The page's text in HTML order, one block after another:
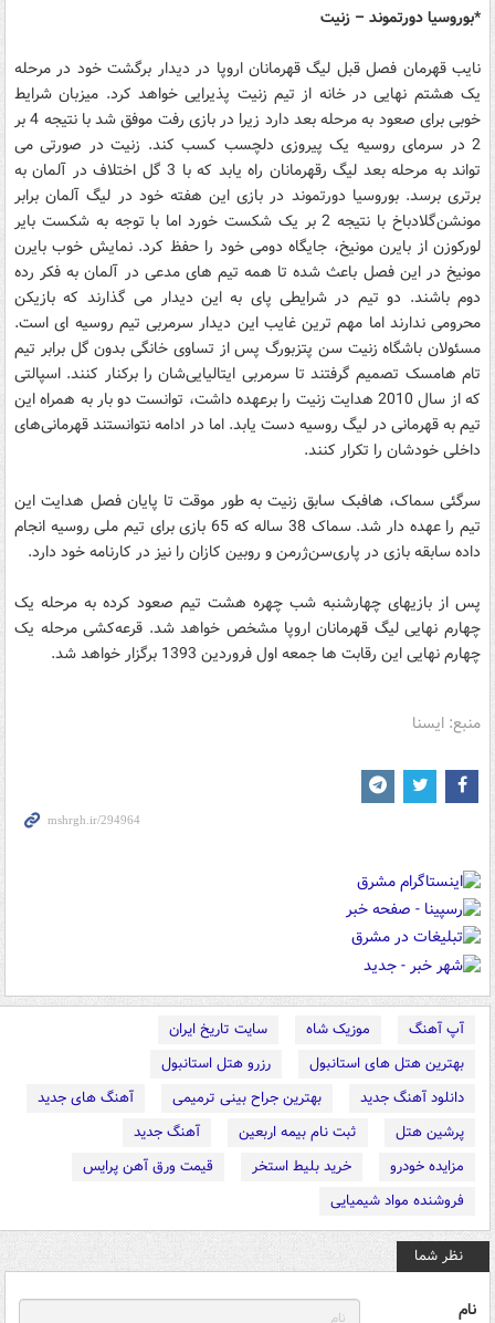
*بوروسیا دورتموند – زنیت
نایب قهرمان فصل قبل لیگ قهرمانان اروپا در دیدار برگشت خود در مرحله
یک هشتم نهایی در خانه از تیم زنیت پذیرایی خواهد کرد. میزبان شرایط
خوبی برای صعود به مرحله بعد دارد زیرا در بازی رفت موفق شد با نتیجه 4 بر
2 در سرمای روسیه یک پیروزی دلچسب کسب کند. زنیت در صورتی می
تواند به مرحله بعد لیگ رقهرمانان راه یابد که با 3 گل اختلاف در آلمان به
برتری برسد. بوروسیا دورتموند در بازی این هفته خود در لیگ آلمان برابر
مونشن‌گلادباخ با نتیجه 2 بر یک شکست خورد اما با توجه به شکست بایر
لورکوزن از بایرن مونیخ، جایگاه دومی خود را حفظ کرد. نمایش خوب بایرن
مونیخ در این فصل باعث شده تا همه تیم های مدعی در آلمان به فکر رده
دوم باشند. دو تیم در شرایطی پای به این دیدار می گذارند که بازیکن
محرومی ندارند اما مهم ترین غایب این دیدار سرمربی تیم روسیه ای است.
مسئولان باشگاه زنیت سن پتزبورگ پس از تساوی خانگی بدون گل برابر تیم
تام هامسک تصمیم گرفتند تا سرمربی ایتالیایی‌شان را برکنار کنند. اسپالتی
که از سال 2010 هدایت زنیت را برعهده داشت، توانست دو بار به همراه این
تیم به قهرمانی در لیگ روسیه دست یابد. اما در ادامه نتوانستند قهرمانی‌های
داخلی خودشان را تکرار کنند.
سرگئی سماک، هافبک سابق زنیت به طور موقت تا پایان فصل هدایت این
تیم را عهده دار شد. سماک 38 ساله که 65 بازی برای تیم ملی روسیه انجام
داده سابقه بازی در پاری‌سن‌ژرمن و روبین کازان را نیز در کارنامه خود دارد.
پس از بازیهای چهارشنبه شب چهره هشت تیم صعود کرده به مرحله یک
چهارم نهایی لیگ قهرمانان اروپا مشخص خواهد شد. قرعه‌کشی مرحله یک
چهارم نهایی این رقابت ها جمعه اول فروردین 1393 برگزار خواهد شد.
منبع: ایسنا
آپ آهنگ موزیک شاه
سایت تاریخ ایران
بهترین هتل های استانبول
رزرو هتل استانبول
دانلود آهنگ جدید
بهترین جراح بینی ترمیمی
آهنگ های جدید
پرشین هتل
ثبت نام بیمه اربعین
آهنگ جدید
مزایده خودرو
خرید بلیط استخر
قیمت ورق آهن پرایس
فروشنده مواد شیمیایی
نظر شما
نام